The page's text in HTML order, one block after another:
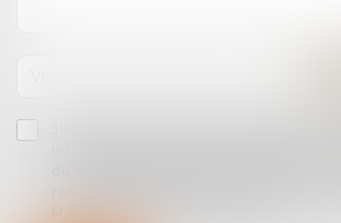
J'accepte que les informations
informatiquement par AARPI
du présent site dans le cadre de ma